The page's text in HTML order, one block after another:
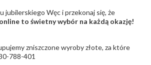
jubilerskiego Węc i przekonaj się, że
to świetny wybór na każdą okazję!
zniszczone wyroby złote, za które
788-401